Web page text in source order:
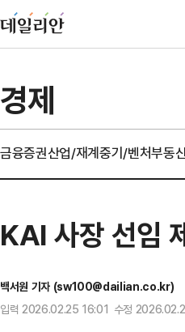
경제
금융증권산업/재계중기/벤처부동
KAI 사장 선임
백서원 기자 (sw100@dailian.co.kr)
입력 2026.02.25 16:01 수정